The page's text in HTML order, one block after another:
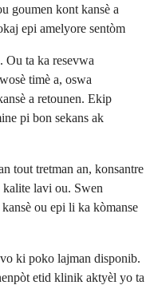
goumen kont kansè a
epi amelyore sentòm
Ou ta ka resevwa
timè a, oswa
a retounen. Ekip
pi bon sekans ak
tout tretman an, konsantre
kalite lavi ou. Swen
ou epi li ka kòmanse
ki poko lajman disponib.
etid klinik aktyèl yo ta